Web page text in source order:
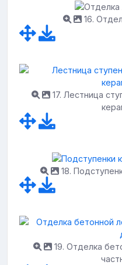
16.
17. Лестница
18.
19. Отделка